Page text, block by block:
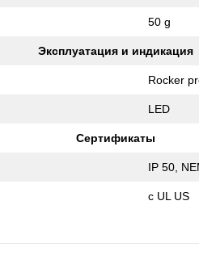
50 g
Эксплуатация и индикация
Rocker
LED
Сертификаты
IP 50,
c UL US